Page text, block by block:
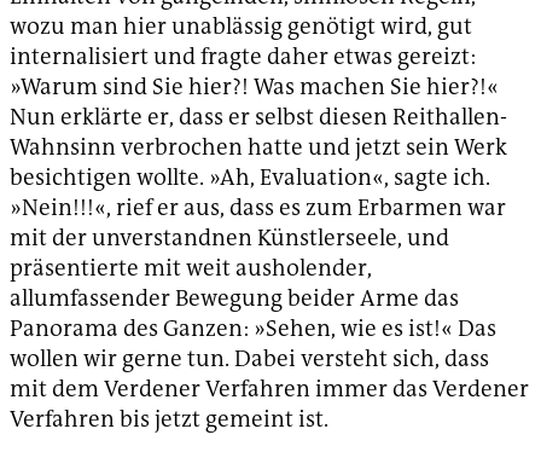
wozu man hier unablässig genötigt wird, gut
internalisiert und fragte daher etwas gereizt:
»Warum sind Sie hier?! Was machen Sie hier?!«
Nun erklärte er, dass er selbst diesen Reithallen-
Wahnsinn verbrochen hatte und jetzt sein Werk
besichtigen wollte. »Ah, Evaluation«, sagte ich.
»Nein!!!«, rief er aus, dass es zum Erbarmen war
mit der unverstandnen Künstlerseele, und
präsentierte mit weit ausholender,
allumfassender Bewegung beider Arme das
Panorama des Ganzen: »Sehen, wie es ist!« Das
wollen wir gerne tun. Dabei versteht sich, dass
mit dem Verdener Verfahren immer das Verdener
Verfahren bis jetzt gemeint ist.